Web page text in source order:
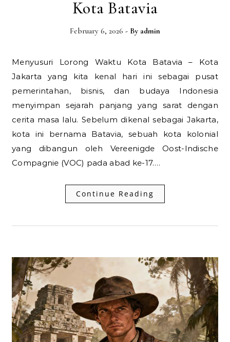
Kota Batavia
February 6, 2026 - By admin
Menyusuri Lorong Waktu Kota Batavia – Kota
Jakarta yang kita kenal hari ini sebagai pusat
pemerintahan, bisnis, dan budaya Indonesia
menyimpan sejarah panjang yang sarat dengan
cerita masa lalu. Sebelum dikenal sebagai Jakarta,
kota ini bernama Batavia, sebuah kota kolonial
yang dibangun oleh Vereenigde Oost-Indische
Compagnie (VOC) pada abad ke-17.…
Continue Reading